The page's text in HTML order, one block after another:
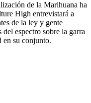
de la Marihuana ha
High entrevistará a
de la ley y gente
espectro sobre la garra
en su conjunto.